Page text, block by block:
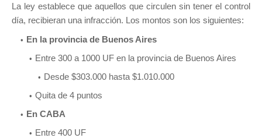
La ley establece que aquellos que circulen sin tener el control
día, recibieran una infracción. Los montos son los siguientes:
En la provincia de Buenos Aires
Entre 300 a 1000 UF en la provincia de Buenos Aires
Desde $303.000 hasta $1.010.000
Quita de 4 puntos
En CABA
Entre 400 UF